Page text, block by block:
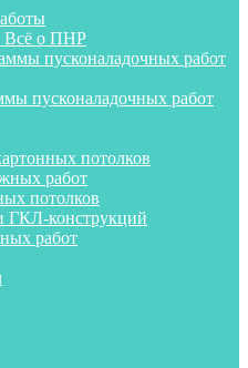
Всё о ПНР
пусконаладочных работ
пусконаладочных работ
потолков
работ
потолков
ГКЛ-конструкций
работ